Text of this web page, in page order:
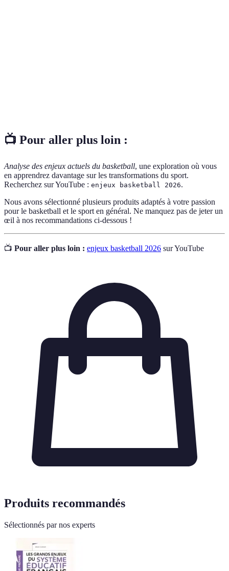
📺 Pour aller plus loin :
Analyse des enjeux actuels du basketball, une exploration où vous
en apprendrez davantage sur les transformations du sport.
Recherchez sur YouTube : enjeux basketball 2026.
Nous avons sélectionné plusieurs produits adaptés à votre passion
pour le basketball et le sport en général. Ne manquez pas de jeter un
œil à nos recommandations ci-dessous !
📺 Pour aller plus loin : enjeux basketball 2026 sur YouTube
Produits recommandés
Sélectionnés par nos experts